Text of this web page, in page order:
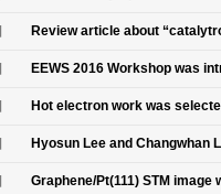
Review article about
EEWS 2016 Workshop was
Hot electron work was
Hyosun Lee and Changwhan
Graphene/Pt(111) STM